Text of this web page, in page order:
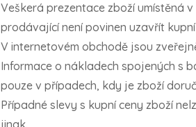
Veškerá prezentace zboží umístěná
prodávající není povinen uzavřít
V internetovém obchodě jsou
Informace o nákladech spojených s
pouze v případech, kdy je zboží
Případné slevy s kupní ceny zboží
jinak.